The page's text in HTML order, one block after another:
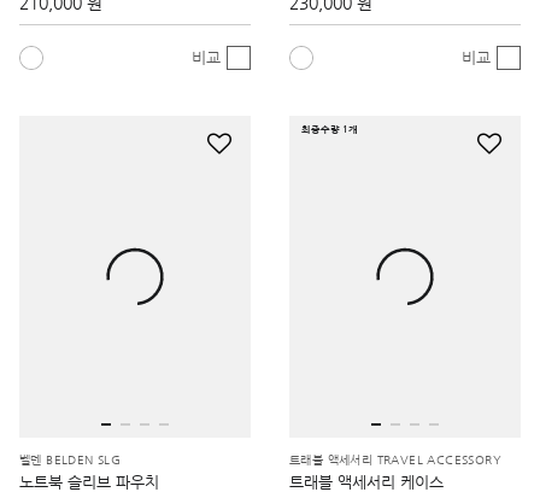
비교 비교
벨덴 BELDEN SLG
노트북 슬리브 파우치
최종수량 1개
트래블 액세서리 TRAVEL ACCESSORY
트래블 액세서리 케이스